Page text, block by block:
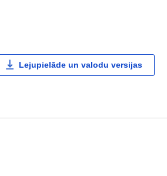
Lejupielāde un valodu versijas